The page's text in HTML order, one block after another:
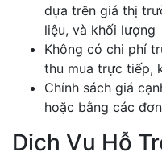
dựa trên giá thị
liệu, và khối lượng
Không có chi phí
thu mua trực tiếp,
Chính sách giá
hoặc bằng các
Dịch Vụ Hỗ